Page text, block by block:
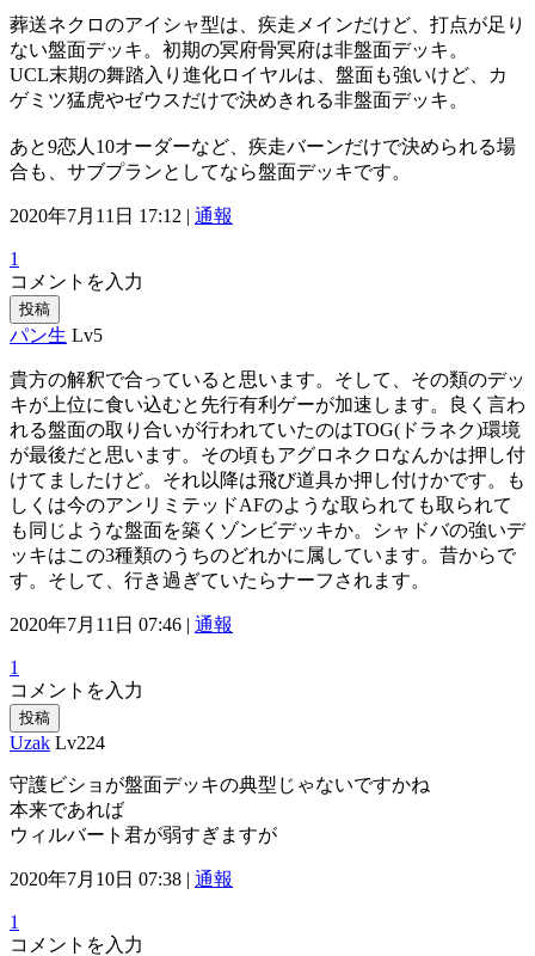
葬送ネクロのアイシャ型は、疾走メインだけど、打点が足り
ない盤面デッキ。初期の冥府骨冥府は非盤面デッキ。
UCL末期の舞踏入り進化ロイヤルは、盤面も強いけど、カ
ゲミツ猛虎やゼウスだけで決めきれる非盤面デッキ。
あと9恋人10オーダーなど、疾走バーンだけで決められる場
合も、サブプランとしてなら盤面デッキです。
2020年7月11日 17:12 | 通報
1
コメントを入力
投稿
パン生 Lv5
貴方の解釈で合っていると思います。そして、その類のデッ
キが上位に食い込むと先行有利ゲーが加速します。良く言わ
れる盤面の取り合いが行われていたのはTOG(ドラネク)環境
が最後だと思います。その頃もアグロネクロなんかは押し付
けてましたけど。それ以降は飛び道具か押し付けかです。も
しくは今のアンリミテッドAFのような取られても取られて
も同じような盤面を築くゾンビデッキか。シャドバの強いデ
ッキはこの3種類のうちのどれかに属しています。昔からで
す。そして、行き過ぎていたらナーフされます。
2020年7月11日 07:46 | 通報
1
コメントを入力
投稿
Uzak Lv224
守護ビショが盤面デッキの典型じゃないですかね
本来であれば
ウィルバート君が弱すぎますが
2020年7月10日 07:38 | 通報
1
コメントを入力